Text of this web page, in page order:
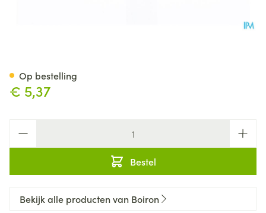
€ 5,37
Bestel
Op bestelling
Bekijk alle producten van Boiron